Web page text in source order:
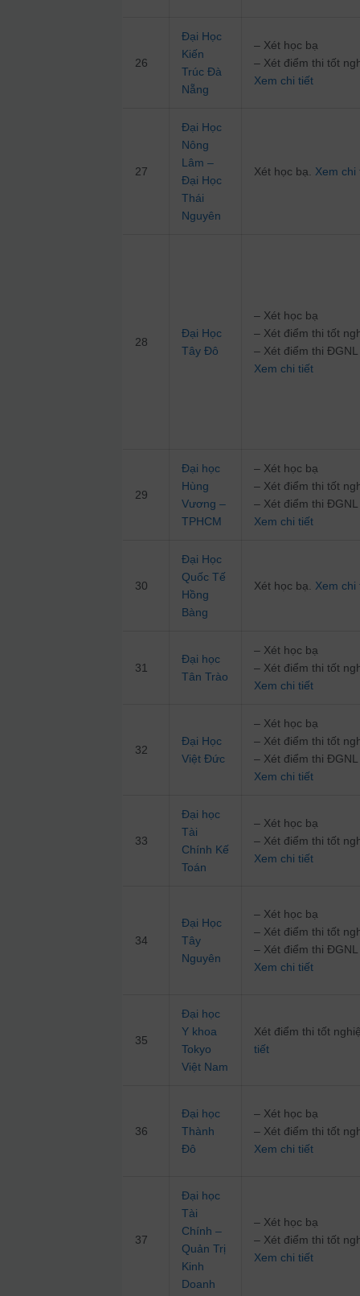
26
Đại Học
Kiến
Trúc Đà
Nẵng
– Xét học bạ
– Xét điểm thi tốt
Xem chi tiết
27
Đại Học
Nông
Lâm –
Đại Học
Thái
Nguyên
Xét học bạ. Xem chi
28
Đại Học
Tây Đô
– Xét học bạ
– Xét điểm thi tốt
– Xét điểm thi
Xem chi tiết
29
Đại học
Hùng
Vương –
TPHCM
– Xét học bạ
– Xét điểm thi tốt
– Xét điểm thi
Xem chi tiết
30
Đại Học
Quốc Tế
Hồng
Bàng
Xét học bạ. Xem chi
31
Đại học
Tân Trào
– Xét học bạ
– Xét điểm thi tốt
Xem chi tiết
32
Đại Học
Việt Đức
– Xét học bạ
– Xét điểm thi tốt
– Xét điểm thi
Xem chi tiết
33
Đại học
Tài
Chính Kế
Toán
– Xét học bạ
– Xét điểm thi tốt
Xem chi tiết
34
Đại Học
Tây
Nguyên
– Xét học bạ
– Xét điểm thi tốt
– Xét điểm thi
Xem chi tiết
35
Đại học
Y khoa
Tokyo
Việt Nam
Xét điểm thi tốt
tiết
36
Đại học
Thành
Đô
– Xét học bạ
– Xét điểm thi tốt
Xem chi tiết
37
Đại học
Tài
Chính –
Quản Trị
Kinh
Doanh
– Xét học bạ
– Xét điểm thi tốt
Xem chi tiết